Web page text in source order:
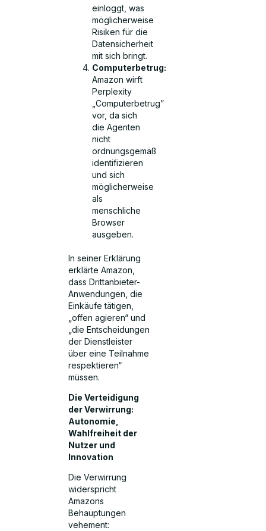
einloggt, was
möglicherweise
Risiken für die
Datensicherheit
mit sich bringt.
Computerbetrug:
Amazon wirft
Perplexity
„Computerbetrug”
vor, da sich
die Agenten
nicht
ordnungsgemäß
identifizieren
und sich
möglicherweise
als
menschliche
Browser
ausgeben.
In seiner Erklärung
erklärte Amazon,
dass Drittanbieter-
Anwendungen, die
Einkäufe tätigen,
„offen agieren“ und
„die Entscheidungen
der Dienstleister
über eine Teilnahme
respektieren“
müssen.
Die Verteidigung
der Verwirrung:
Autonomie,
Wahlfreiheit der
Nutzer und
Innovation
Die Verwirrung
widerspricht
Amazons
Behauptungen
vehement: